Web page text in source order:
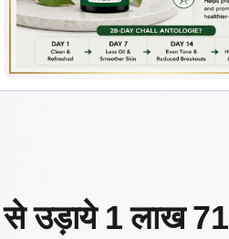
उड़ाये 1 लाख 71